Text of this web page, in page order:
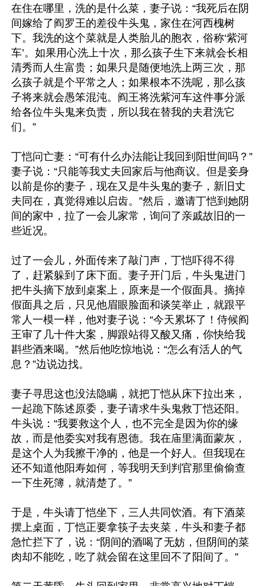
在住在哪里，洗的是什么菜，妻子说：“我死后在阴
间嫁给了阎罗王的差役牛头鬼，家住在河西槐树
下。我洗的这个菜就是人类胎儿的胞衣，俗称‘紫河
车’。如果用心洗上十次，那么孩子生下来就会长相
清秀而人生富贵；如果只是随便地洗上两三次，那
么孩子就是个平常之人；如果根本不洗呢，那么孩
子将来就会愚笨混沌。阎王将洗紫河车这件事分派
给各位牛头鬼来负责，所以我在替我的夫君洗它
们。”
丁恺问亡妻：“可有什么办法能让我回到阳世间吗？”
妻子说：“只能等我丈夫回家后与他商议。但是妾身
以前是你的妻子，现在又是牛头鬼的妻子，新旧丈
夫同在，真觉得难以启齿。”然后，邀请丁恺到她阴
间的家中，拉了一会儿家常，询问了亲戚故旧的一
些近况。
过了一会儿，外面传来了敲门声，丁恺吓得不得
了，赶紧躲到了床下面。妻子开门后，牛头鬼进门
把牛头摘下放到桌案上，原来是一个假面具。摘掉
假面具之后，只见他眉眼脸面和谈笑举止，就跟平
常人一模一样，他对妻子说：“今天累坏了！侍候阎
王审了几十件大案，脚跟站得又酸又痛，你快给我
斟些酒来喝。”然后他吃惊地说：“怎么有活人的气
息？”边说边找。
妻子寻思这也没法隐瞒，就把丁恺从床下拉出来，
一起跪下陈述原委，妻子请求牛头鬼救丁恺还阳。
牛头说：“我要救这个人，也不完全是因为你的缘
故，而是他委实对我有恩德。我在庙里满面蒙灰，
是这个人为我擦干净的，他是一个好人。但我现在
还不知道他阳寿如何，等我明天到判官那里偷偷查
一下生死簿，就清楚了。”
于是，牛头请丁恺坐下，三人共同饮酒。有下酒菜
摆上桌面，丁恺正要拿筷子去夹菜，牛头和妻子都
急忙拦下了，说：“阴间的酒喝了无妨，但阴间的菜
肉却不能吃，吃了就会留在这里回不了阳间了。”